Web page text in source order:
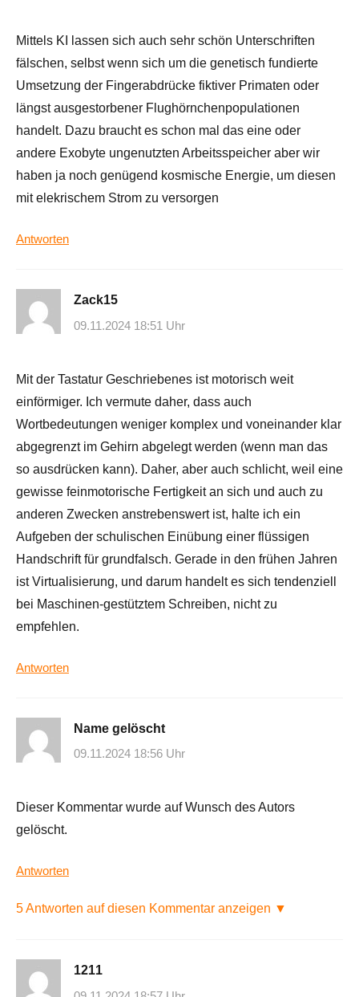
Mittels KI lassen sich auch sehr schön Unterschriften
fälschen, selbst wenn sich um die genetisch fundierte
Umsetzung der Fingerabdrücke fiktiver Primaten oder
längst ausgestorbener Flughörnchenpopulationen
handelt. Dazu braucht es schon mal das eine oder
andere Exobyte ungenutzten Arbeitsspeicher aber wir
haben ja noch genügend kosmische Energie, um diesen
mit elekrischem Strom zu versorgen
Antworten
Zack15
09.11.2024 18:51 Uhr
Mit der Tastatur Geschriebenes ist motorisch weit
einförmiger. Ich vermute daher, dass auch
Wortbedeutungen weniger komplex und voneinander klar
abgegrenzt im Gehirn abgelegt werden (wenn man das
so ausdrücken kann). Daher, aber auch schlicht, weil eine
gewisse feinmotorische Fertigkeit an sich und auch zu
anderen Zwecken anstrebenswert ist, halte ich ein
Aufgeben der schulischen Einübung einer flüssigen
Handschrift für grundfalsch. Gerade in den frühen Jahren
ist Virtualisierung, und darum handelt es sich tendenziell
bei Maschinen-gestütztem Schreiben, nicht zu
empfehlen.
Antworten
Name gelöscht
09.11.2024 18:56 Uhr
Dieser Kommentar wurde auf Wunsch des Autors
gelöscht.
Antworten
5 Antworten auf diesen Kommentar anzeigen ▼
1211